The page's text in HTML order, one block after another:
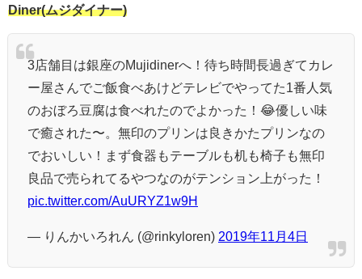
Diner(ムジダイナー)
3店舗目は銀座のMujidinerへ！待ち時間長過ぎてカレ
ー屋さんでご飯食べあけどテレビでやってた1番人気
のおぼろ豆腐は食べれたのでよかった！😂優しい味
で癒された〜。無印のプリンは良きかたプリンなの
でおいしい！まず食器もテーブルも机も椅子も無印
良品で売られてるやつなのがテンション上がった！
pic.twitter.com/AuURYZ1w9H
— りんかいろれん (@rinkyloren) 2019年11月4日